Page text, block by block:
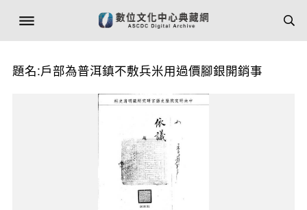
題名:戶部為普洱鎮不敷兵米用過價腳銀開銷事